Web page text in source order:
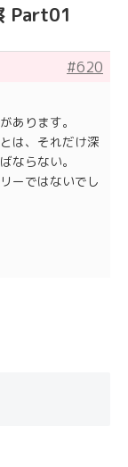
Part01
#620
あります。
は、それだけ深
ならない。
ーではないでし